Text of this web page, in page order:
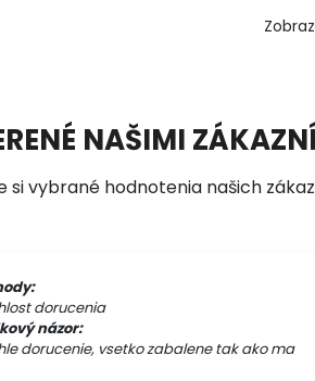
NAŠIMI
si vybrané hodnotenia našich
dorucenia
názor:
dorucenie, vsetko zabalene tak ako ma